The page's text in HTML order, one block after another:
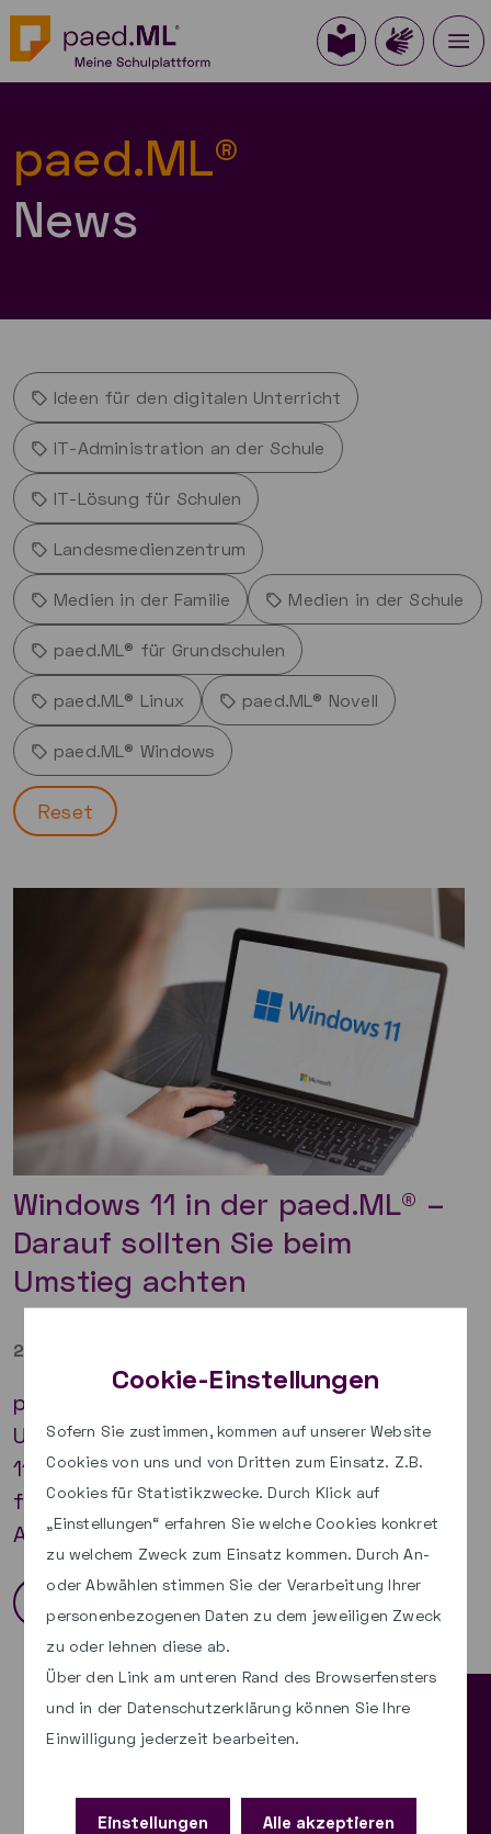
Cookie-Einstellungen
Sofern Sie zustimmen, kommen auf unserer Website
Cookies von uns und von Dritten zum Einsatz. Z.B.
Cookies für Statistikzwecke. Durch Klick auf
„Einstellungen“ erfahren Sie welche Cookies konkret
zu welchem Zweck zum Einsatz kommen. Durch An-
oder Abwählen stimmen Sie der Verarbeitung Ihrer
personenbezogenen Daten zu dem jeweiligen Zweck
zu oder lehnen diese ab.
Über den Link am unteren Rand des Browserfensters
und in der Datenschutzerklärung können Sie Ihre
Einwilligung jederzeit bearbeiten.
Einstellungen Alle akzeptieren
paed.ML®
News
Ideen für den digitalen Unterricht
IT-Administration an der Schule
IT-Lösung für Schulen
Landesmedienzentrum
Medien in der Familie Medien in der Schule
paed.ML® für Grundschulen
paed.ML® Linux paed.ML® Novell
paed.ML® Windows
Reset
Windows 11 in der paed.ML® –
Darauf sollten Sie beim
Umstieg achten
28.05.2025
paed.ML® Schulen sollten rechtzeitig den
Umstieg auf das Betriebssystem Windows
11 planen und Vorbereitungen treffen. Hier
finden Sie wichtige Informationen und
Anleitungen im Überblick.
paed.ML®
Kundenbetreuung